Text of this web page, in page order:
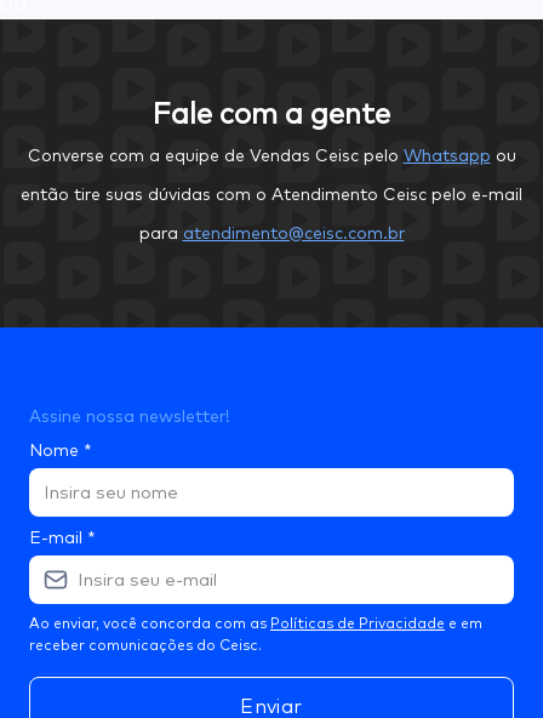
Fale com a gente
Converse com a equipe de Vendas Ceisc pelo Whatsapp ou
então tire suas dúvidas com o Atendimento Ceisc pelo e-mail
para atendimento@ceisc.com.br
Assine nossa newsletter!
Nome *
E-mail *
Ao enviar, você concorda com as Políticas de Privacidade e em
receber comunicações do Ceisc.
Enviar